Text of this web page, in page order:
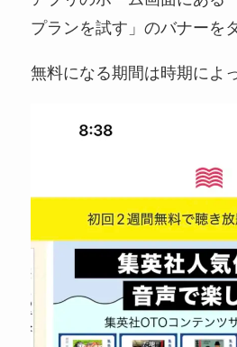
プランを試す」のバナーを
無料になる期間は時期によ